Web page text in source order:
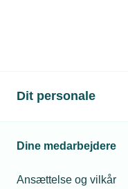
Dit personale
Dine medarbejdere
Ansættelse og vilkår
Nu er det
sikkerhed